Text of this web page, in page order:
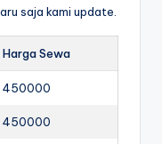
saja kami update.
Harga Sewa
450000
450000